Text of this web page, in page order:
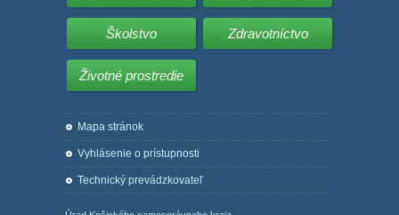
Školstvo Zdravotníctvo
Životné prostredie
Mapa stránok
Vyhlásenie o prístupnosti
Technický prevádzkovateľ